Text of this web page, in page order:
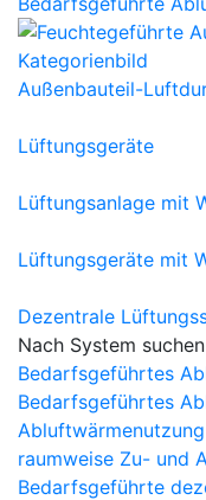
Außenbauteil-
Lüftungsgeräte
Lüftungsanlage mit
Lüftungsgeräte mit
Dezentrale
Nach System suchen
Bedarfsgeführtes
Bedarfsgeführtes
raumweise Zu- und
Bedarfsgeführte